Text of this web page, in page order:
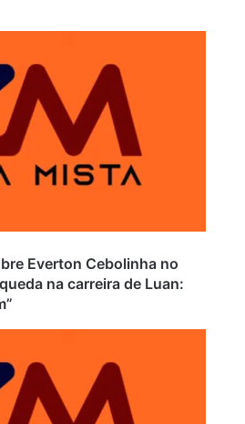
Everton Cebolinha no
na carreira de Luan: